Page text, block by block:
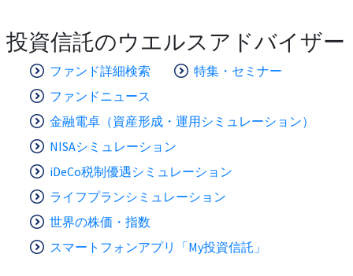
投資信託のウエルスアドバイザー
ファンド詳細検索
特集・セミナー
ファンドニュース
金融電卓（資産形成・運用シミュレーション）
NISAシミュレーション
iDeCo税制優遇シミュレーション
ライフプランシミュレーション
世界の株価・指数
スマートフォンアプリ「My投資信託」